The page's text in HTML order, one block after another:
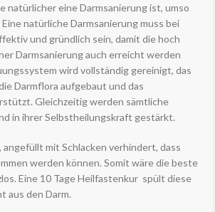
natürlicher eine Darmsanierung ist, umso
natürliche Darmsanierung muss bei
und gründlich sein, damit die hoch
Darmsanierung auch erreicht werden
wird vollständig gereinigt, das
Darmflora aufgebaut und das
Gleichzeitig werden sämtliche
in ihrer Selbstheilungskraft gestärkt.
angefüllt mit Schlacken verhindert, dass
werden können. Somit wäre die beste
Eine 10 Tage Heilfastenkur spült diese
aus den Darm.